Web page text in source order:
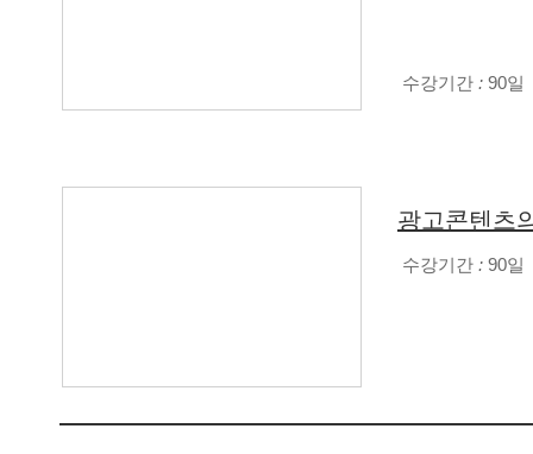
수강기간 : 90일
광고콘텐츠
수강기간 : 90일